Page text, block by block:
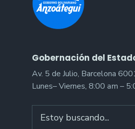
Gobernación del
Av. 5 de Julio, Barcelona
Lunes– Viernes, 8:00 am –
for: